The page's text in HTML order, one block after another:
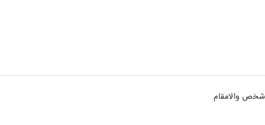
شخص والامقام